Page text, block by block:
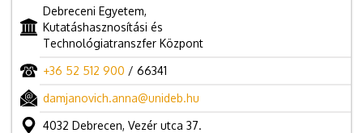
Debreceni Egyetem,
Kutatáshasznosítási és
Technológiatranszfer Központ
+36 52 512 900 / 66341
damjanovich.anna@unideb.hu
4032 Debrecen, Vezér utca 37.